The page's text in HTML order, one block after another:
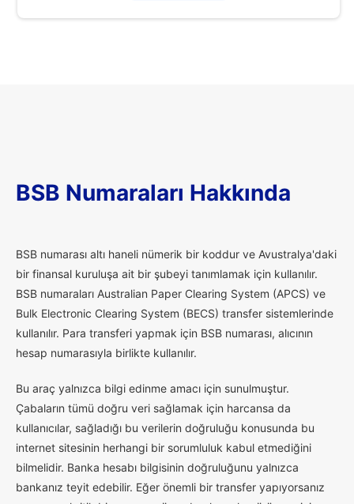
BSB Numaraları Hakkında
BSB numarası altı haneli nümerik bir koddur ve Avustralya'daki
bir finansal kuruluşa ait bir şubeyi tanımlamak için kullanılır.
BSB numaraları Australian Paper Clearing System (APCS) ve
Bulk Electronic Clearing System (BECS) transfer sistemlerinde
kullanılır. Para transferi yapmak için BSB numarası, alıcının
hesap numarasıyla birlikte kullanılır.
Bu araç yalnızca bilgi edinme amacı için sunulmuştur.
Çabaların tümü doğru veri sağlamak için harcansa da
kullanıcılar, sağladığı bu verilerin doğruluğu konusunda bu
internet sitesinin herhangi bir sorumluluk kabul etmediğini
bilmelidir. Banka hesabı bilgisinin doğruluğunu yalnızca
bankanız teyit edebilir. Eğer önemli bir transfer yapıyorsanız